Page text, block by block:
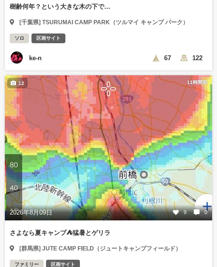
樹齢何年？という大きな木の下で…
[千葉県] TSURUMAI CAMP PARK（ツルマイ キャンプ パーク）
ソロ 区画サイト
ke-n 67 122
11時間前
2026年8月09日 9 0
12
さよなら夏キャンプ⛺️猛暑とゲリラ
[群馬県] JUTE CAMP FIELD（ジュートキャンプフィールド）
ファミリー 区画サイト